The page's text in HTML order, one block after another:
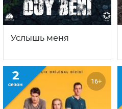
Услышь меня
2
сезон 16+